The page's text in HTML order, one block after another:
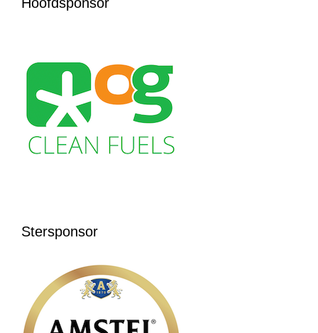
Stersponsor